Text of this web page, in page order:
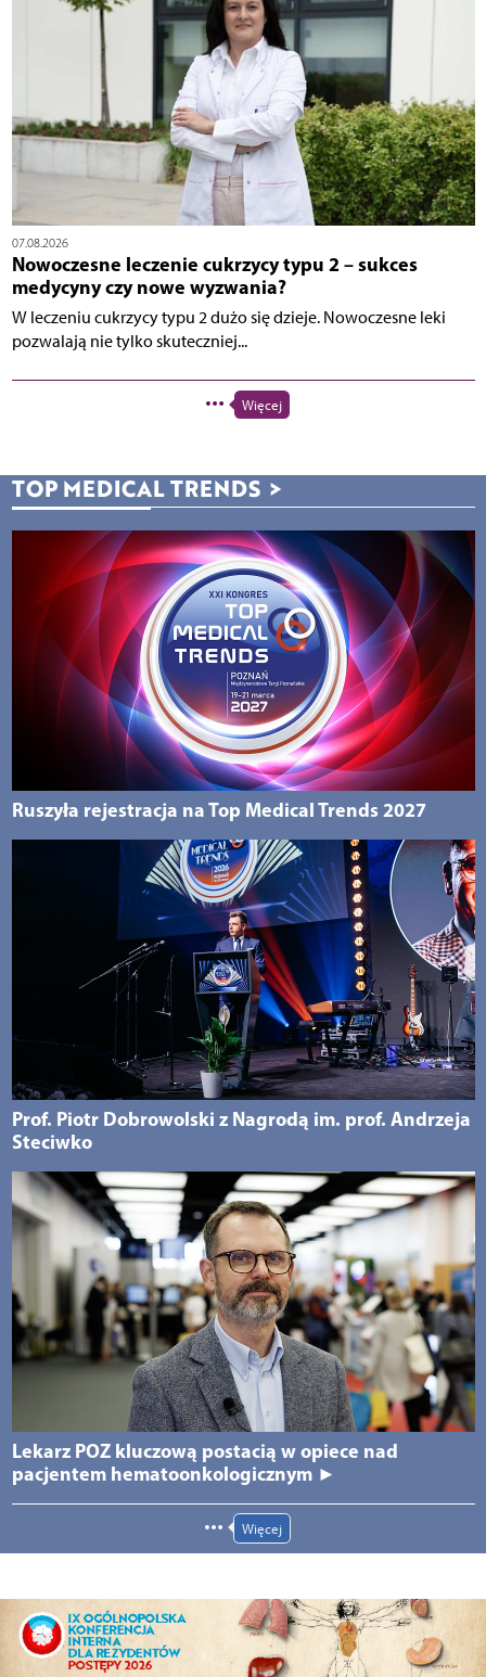
07.08.2026
Nowoczesne leczenie cukrzycy typu 2 – sukces
medycyny czy nowe wyzwania?
W leczeniu cukrzycy typu 2 dużo się dzieje. Nowoczesne leki
pozwalają nie tylko skuteczniej...
Więcej
TOP MEDICAL TRENDS >
Ruszyła rejestracja na Top Medical Trends 2027
Prof. Piotr Dobrowolski z Nagrodą im. prof. Andrzeja
Steciwko
Lekarz POZ kluczową postacią w opiece nad
pacjentem hematoonkologicznym ►
Więcej